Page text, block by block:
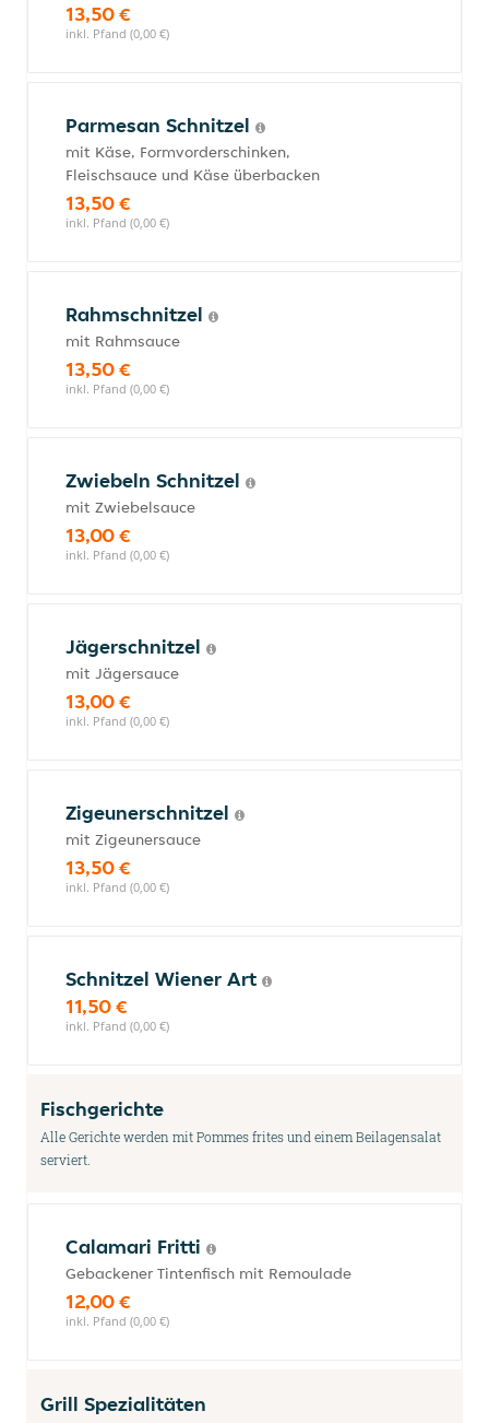
13,50 €
inkl. Pfand (0,00 €)
Parmesan Schnitzel
mit Käse, Formvorderschinken,
Fleischsauce und Käse überbacken
13,50 €
inkl. Pfand (0,00 €)
Rahmschnitzel
mit Rahmsauce
13,50 €
inkl. Pfand (0,00 €)
Zwiebeln Schnitzel
mit Zwiebelsauce
13,00 €
inkl. Pfand (0,00 €)
Jägerschnitzel
mit Jägersauce
13,00 €
inkl. Pfand (0,00 €)
Zigeunerschnitzel
mit Zigeunersauce
13,50 €
inkl. Pfand (0,00 €)
Schnitzel Wiener Art
11,50 €
inkl. Pfand (0,00 €)
Fischgerichte
Alle Gerichte werden mit Pommes frites und einem Beilagensalat
serviert.
Calamari Fritti
Gebackener Tintenfisch mit Remoulade
12,00 €
inkl. Pfand (0,00 €)
Grill Spezialitäten